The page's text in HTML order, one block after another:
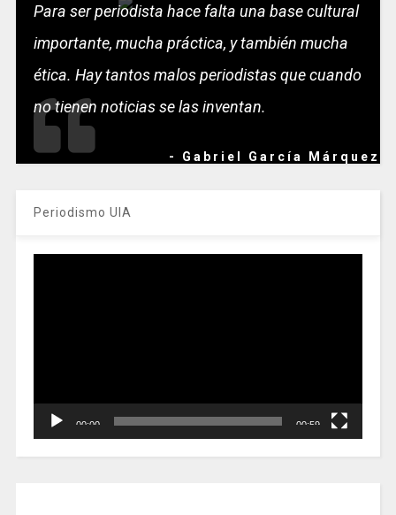
Para ser periodista hace falta una base cultural
importante, mucha práctica, y también mucha
ética. Hay tantos malos periodistas que cuando
no tienen noticias se las inventan.
- Gabriel García Márquez
Periodismo UIA
00:00 00:59